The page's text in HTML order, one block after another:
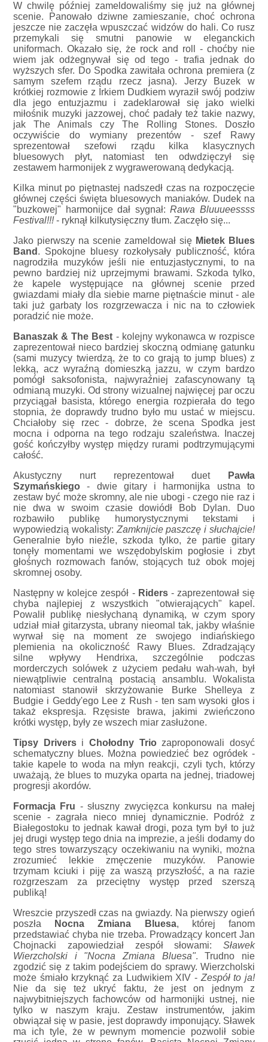
W chwilę później zameldowaliśmy się już na głównej
scenie. Panowało dziwne zamieszanie, choć ochrona
jeszcze nie zaczęła wpuszczać widzów do hali. Co rusz
przemykali się smutni panowie w eleganckich
uniformach. Okazało się, że rock and roll - choćby nie
wiem jak odżegnywał się od tego - trafia jednak do
wyższych sfer. Do Spodka zawitała ochrona premiera (z
samym szefem rządu rzecz jasna). Jerzy Buzek w
krótkiej rozmowie z Irkiem Dudkiem wyraził swój podziw
dla jego entuzjazmu i zadeklarował się jako wielki
miłośnik muzyki jazzowej, choć padały też takie nazwy,
jak The Animals czy The Rolling Stones. Doszło
oczywiście do wymiany prezentów - szef Rawy
sprezentował szefowi rządu kilka klasycznych
bluesowych płyt, natomiast ten odwdzięczył się
zestawem harmonijek z wygrawerowaną dedykacją.
Kilka minut po piętnastej nadszedł czas na rozpoczęcie
głównej części święta bluesowych maniaków. Dudek na
"buzkowej" harmonijce dał sygnał:Rawa Bluuueessss
Festival!!!- ryknął kilkutysięczny tłum. Zaczęło się...
Jako pierwszy na scenie zameldował się Mietek Blues
Band . Spokojne bluesy rozkołysały publiczność, która
nagrodziła muzyków jeśli nie entuzjastycznymi, to na
pewno bardziej niż uprzejmymi brawami. Szkoda tylko,
że kapele występujące na głównej scenie przed
gwiazdami miały dla siebie marne piętnaście minut - ale
taki już garbaty los rozgrzewacza i nic na to człowiek
poradzić nie może.
Banaszak & The Best - kolejny wykonawca w rozpisce
zaprezentował nieco bardziej skoczną odmianę gatunku
(sami muzycy twierdzą, że to co grają to jump blues) z
lekką, acz wyraźną domieszką jazzu, w czym bardzo
pomógł saksofonista, najwyraźniej zafascynowany tą
odmianą muzyki. Od strony wizualnej najwięcej par oczu
przyciągał basista, którego energia rozpierała do tego
stopnia, że doprawdy trudno było mu ustać w miejscu.
Chciałoby się rzec - dobrze, że scena Spodka jest
mocna i odporna na tego rodzaju szaleństwa. Inaczej
gość kończyłby występ między rurami podtrzymującymi
całość.
Akustyczny nurt reprezentował duet
Pawła
Szymańskiego - dwie gitary i harmonijka ustna to
zestaw być może skromny, ale nie ubogi - czego nie raz i
nie dwa w swoim czasie dowiódł Bob Dylan. Duo
rozbawiło publikę humorystycznymi tekstami i
wypowiedzią wokalisty: Zamknijcie paszczę i słuchajcie!
Generalnie było nieźle, szkoda tylko, że partie gitary
tonęły momentami we wszędobylskim pogłosie i zbyt
głośnych rozmowach fanów, stojących tuż obok mojej
skromnej osoby.
Następny w kolejce zespół - Riders- zaprezentował się
chyba najlepiej z wszystkich "otwierających" kapel.
Powalił publikę niesłychaną dynamiką, w czym spory
udział miał gitarzysta, ubrany nieomal tak, jakby właśnie
wyrwał się na moment ze swojego indiańskiego
plemienia na okoliczność Rawy Blues. Zdradzający
silne wpływy Hendrixa, szczególnie podczas
morderczych solówek z użyciem pedału wah-wah, był
niewątpliwie centralną postacią ansamblu. Wokalista
natomiast stanowił skrzyżowanie Burke Shelleya z
Budgie i Geddy'ego Lee z Rush - ten sam wysoki głos i
takaż ekspresja. Rzęsiste brawa, jakimi zwieńczono
krótki występ, były ze wszech miar zasłużone.
Tipsy DriversiChołodny Triozaproponowali dosyć
schematyczny blues. Można powiedzieć bez ogródek -
takie kapele to woda na młyn reakcji, czyli tych, którzy
uważają, że blues to muzyka oparta na jednej, triadowej
progresji akordów.
Formacja Fru - słuszny zwycięzca konkursu na małej
scenie - zagrała nieco mniej dynamicznie. Podróż z
Białegostoku to jednak kawał drogi, poza tym był to już
jej drugi występ tego dnia na imprezie, a jeśli dodamy do
tego stres towarzyszący oczekiwaniu na wyniki, można
zrozumieć lekkie zmęczenie muzyków. Panowie
trzymam kciuki i piję za waszą przyszłość, a na razie
rozgrzeszam za przeciętny występ przed szerszą
publiką!
Wreszcie przyszedł czas na gwiazdy. Na pierwszy ogień
poszła
Nocna Zmiana Bluesa, której fanom
przedstawiać chyba nie trzeba. Prowadzący koncert Jan
Chojnacki zapowiedział zespół słowami: Sławek
Wierzcholski i "Nocna Zmiana Bluesa". Trudno nie
zgodzić się z takim podejściem do sprawy. Wierzcholski
może śmiało krzyknąć za Ludwikiem XIV - Zespół to ja!
Nie da się też ukryć faktu, że jest on jednym z
najwybitniejszych fachowców od harmonijki ustnej, nie
tylko w naszym kraju. Zestaw instrumentów, jakim
obwiązał się w pasie, jest doprawdy imponujący. Sławek
ma ich tyle, że w pewnym momencie pozwolił sobie